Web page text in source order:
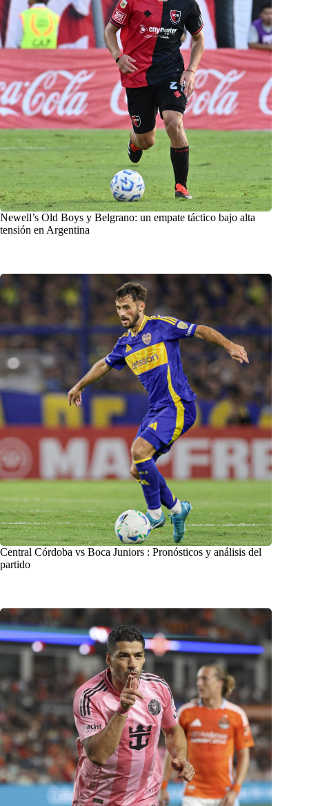
Newell’s Old Boys y Belgrano: un empate táctico bajo alta
tensión en Argentina
Central Córdoba vs Boca Juniors : Pronósticos y análisis del
partido